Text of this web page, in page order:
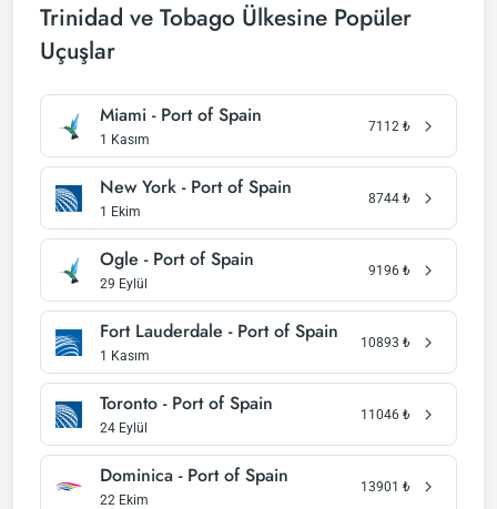
Trinidad ve Tobago Ülkesine Popüler
Uçuşlar
Miami - Port of Spain
1 Kasım
7112 ₺
New York - Port of Spain
1 Ekim
8744 ₺
Ogle - Port of Spain
29 Eylül
9196 ₺
Fort Lauderdale - Port of Spain
1 Kasım
10893 ₺
Toronto - Port of Spain
24 Eylül
11046 ₺
Dominica - Port of Spain
22 Ekim
13901 ₺